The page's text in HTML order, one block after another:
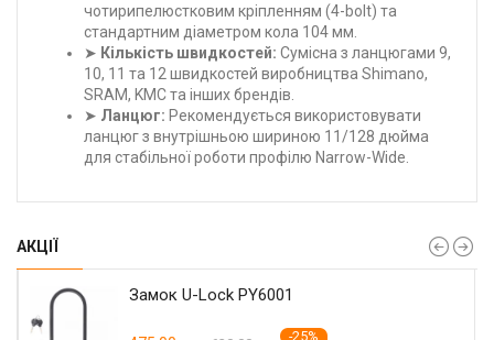
чотирипелюстковим кріпленням (4-bolt) та
стандартним діаметром кола 104 мм.
➤ Кількість швидкостей: Сумісна з ланцюгами 9,
10, 11 та 12 швидкостей виробництва Shimano,
SRAM, KMC та інших брендів.
➤ Ланцюг: Рекомендується використовувати
ланцюг з внутрішньою шириною 11/128 дюйма
для стабільної роботи профілю Narrow-Wide.
АКЦІЇ
Замок U-Lock PY6001
-25%